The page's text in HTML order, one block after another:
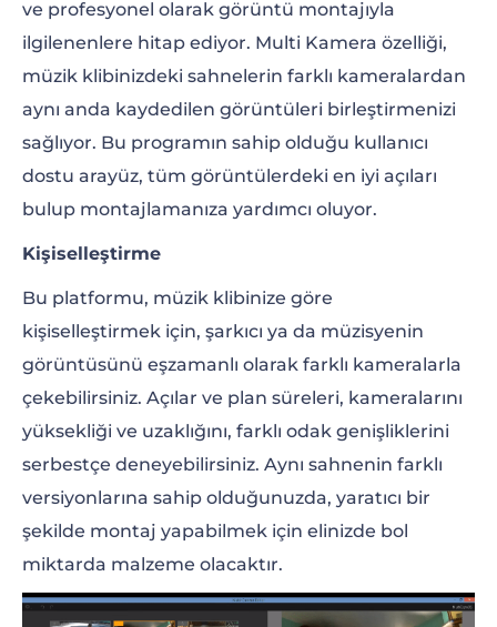
ve profesyonel olarak görüntü montajıyla
ilgilenenlere hitap ediyor. Multi Kamera özelliği,
müzik klibinizdeki sahnelerin farklı kameralardan
aynı anda kaydedilen görüntüleri birleştirmenizi
sağlıyor. Bu programın sahip olduğu kullanıcı
dostu arayüz, tüm görüntülerdeki en iyi açıları
bulup montajlamanıza yardımcı oluyor.
Kişiselleştirme
Bu platformu, müzik klibinize göre
kişiselleştirmek için, şarkıcı ya da müzisyenin
görüntüsünü eşzamanlı olarak farklı kameralarla
çekebilirsiniz. Açılar ve plan süreleri, kameralarını
yüksekliği ve uzaklığını, farklı odak genişliklerini
serbestçe deneyebilirsiniz. Aynı sahnenin farklı
versiyonlarına sahip olduğunuzda, yaratıcı bir
şekilde montaj yapabilmek için elinizde bol
miktarda malzeme olacaktır.